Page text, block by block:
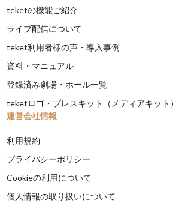
teketの機能ご紹介
ライブ配信について
teket利用者様の声・導入事例
資料・マニュアル
登録済み劇場・ホール一覧
teketロゴ・プレスキット（メディアキット）
運営会社情報
利用規約
プライバシーポリシー
Cookieの利用について
個人情報の取り扱いについて